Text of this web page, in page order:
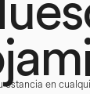
estancia en